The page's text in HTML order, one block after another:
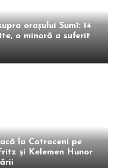
orașului Sumî: 14
o minoră a suferit
la Cotroceni pe
și Kelemen Hunor